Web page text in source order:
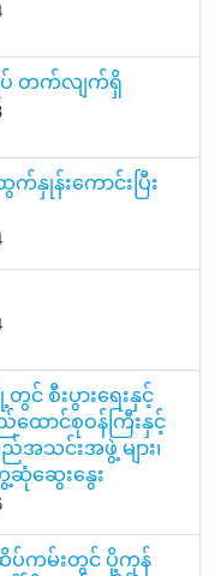
ပ် တက်လျက်ရှိ
နှုန်းကောင်းပြီး
င် စီးပွားရေးနှင့်
ထောင်စုဝန်ကြီးနှင့်
သင်းအဖွဲ့ များ၊
ဆုံဆွေးနွေး
ပ်ကမ်းတွင် ပို့ကုန်